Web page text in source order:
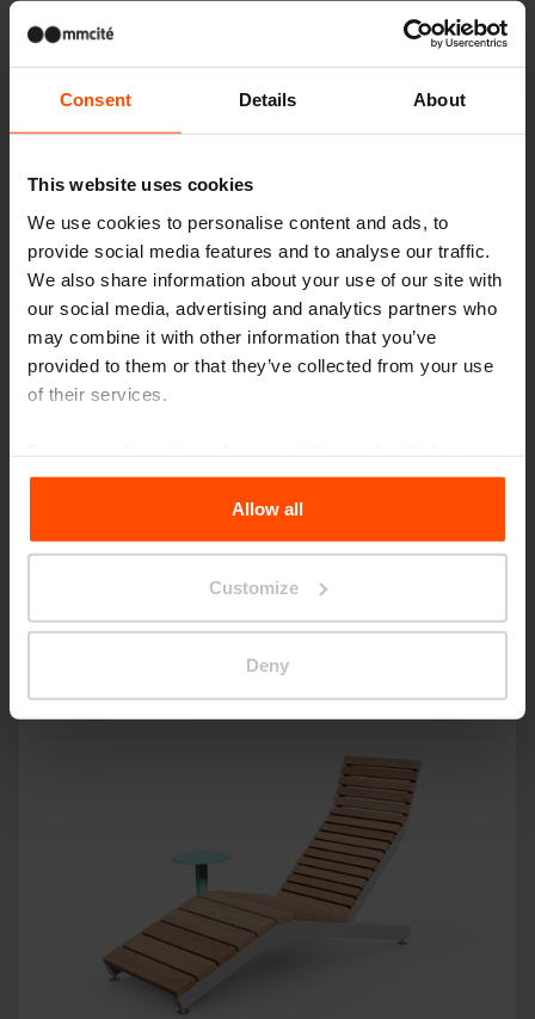
Consent Details About
This website uses cookies
We use cookies to personalise content and ads, to
provide social media features and to analyse our traffic.
We also share information about your use of our site with
our social media, advertising and analytics partners who
may combine it with other information that you’ve
provided to them or that they’ve collected from your use
of their services.
the Processing Personal Data.
Allow all
Customize
Deny
Set di design
Prodotti simili